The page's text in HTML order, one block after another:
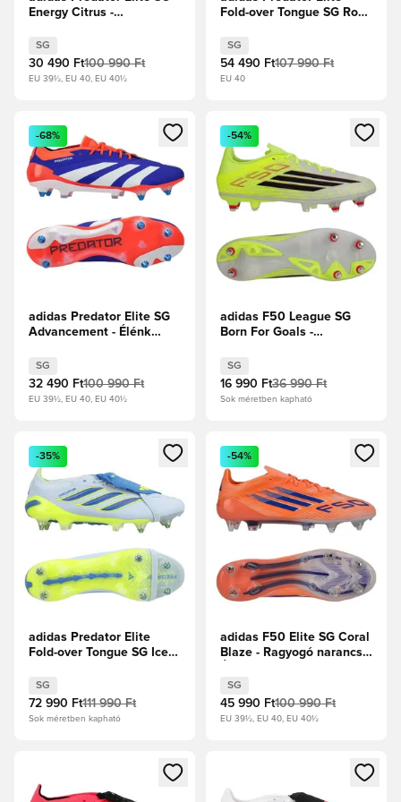
Energy Citrus -
Black/Napvörös
SG
30 490 Ft100 990 Ft
EU 39½, EU 40, EU 40½
Fold-over Tongue SG Road
cipők/Core Black/Arany
metál
SG
54 490 Ft107 990 Ft
EU 40
Megnyit egy modált a bejelentkezéshez vagy a tagként
-68%
adidas Predator Elite SG
Advancement - Élénk
cipők/Napvörös
SG
32 490 Ft100 990 Ft
EU 39½, EU 40, EU 40½
Megnyit egy modált a
-54%
adidas F50 League SG
Born For Goals -
Élénkpiros
SG
16 990 Ft36 990 Ft
Sok méretben kapható
Megnyit egy modált a bejelentkezéshez vagy a tagként
-35%
adidas Predator Elite
Fold-over Tongue SG Ice
Sky/Ray Blue/Napsárga
SG
72 990 Ft111 990 Ft
Sok méretben kapható
Megnyit egy modált a
-54%
adidas F50 Elite SG Coral
Blaze - Ragyogó narancs/
SG
45 990 Ft100 990 Ft
EU 39½, EU 40, EU 40½
Megnyit egy modált a bejelentkezéshez vagy a tagként
Megnyit egy modált a